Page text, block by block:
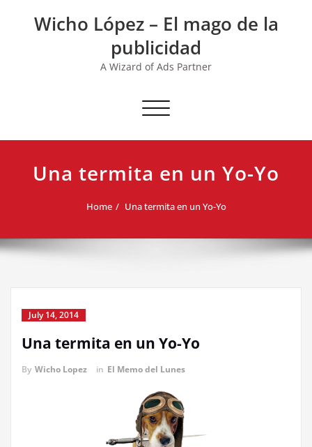
Wicho López – El mago de la
publicidad
A Wizard of Ads Partner
Toggle navigation
Una termita en un Yo-Yo
Home Una termita en un Yo-Yo
July 14, 2014
Una termita en un Yo-Yo
By Wicho Lopez in El Memo del Lunes